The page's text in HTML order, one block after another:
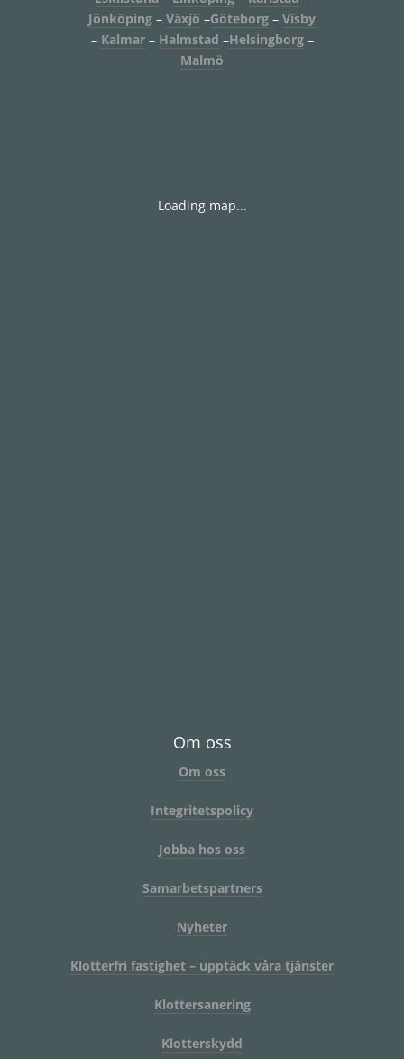
Jönköping – Växjö –Göteborg – Visby
– Kalmar– Halmstad –Helsingborg–
Malmö
Loading map...
Om oss
Om oss
Integritetspolicy
Jobba hos oss
Samarbetspartners
Nyheter
Klotterfri fastighet – upptäck våra tjänster
Klottersanering
Klotterskydd